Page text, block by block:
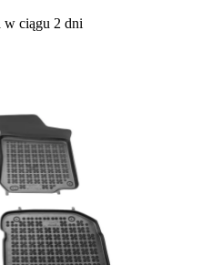
w ciągu 2 dni